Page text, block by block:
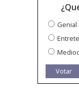
Genial
Votar